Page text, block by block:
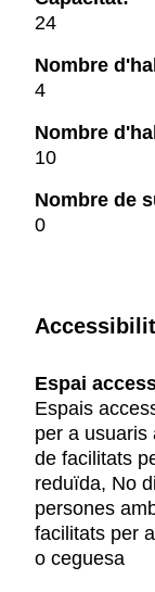
24
Nombre
4
Nombre
10
Nombre de
0
Espai
Espais
per a usuaris
de facilitats
reduïda, No
persones
facilitats per
o ceguesa